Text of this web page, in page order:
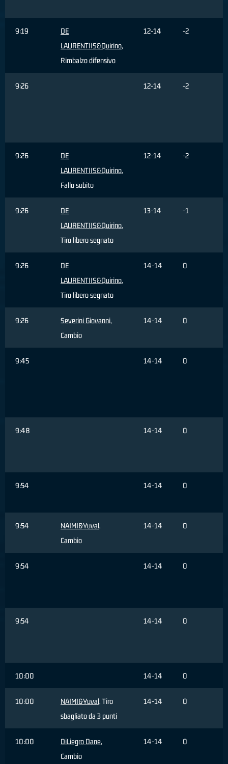
9:19
DE
LAURENTIIS&Quirino,
Rimbalzo difensivo
12-14 -2
9:26 12-14 -2
9:26
DE
LAURENTIIS&Quirino,
Fallo subito
12-14 -2
9:26
DE
LAURENTIIS&Quirino,
Tiro libero segnato
13-14 -1
9:26
DE
LAURENTIIS&Quirino,
Tiro libero segnato
14-14 0
9:26 Severini Giovanni,
Cambio
14-14 0
9:45 14-14 0
9:48 14-14 0
9:54 14-14 0
9:54 NAIMI&Yuval,
Cambio
14-14 0
9:54 14-14 0
9:54 14-14 0
10:00 14-14 0
10:00 NAIMI&Yuval, Tiro
sbagliato da 3 punti
14-14 0
10:00 DiLiegro Dane,
Cambio
14-14 0